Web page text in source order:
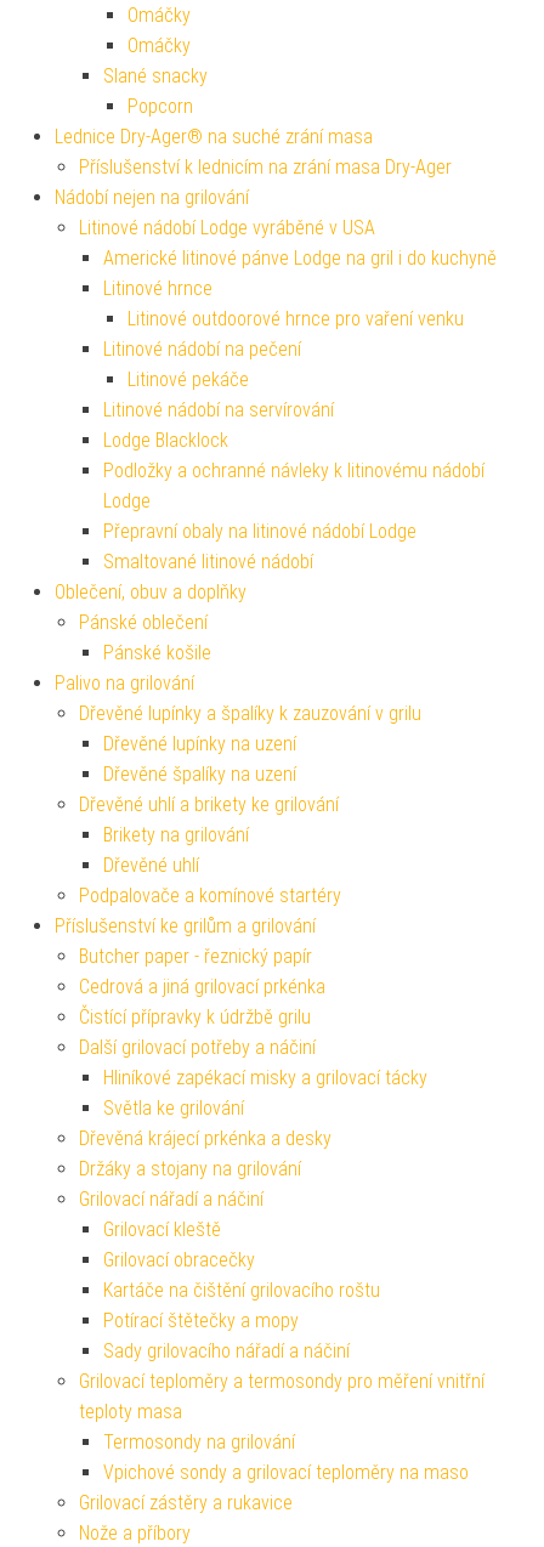
Omáčky
Omáčky
Slané snacky
Popcorn
Lednice Dry-Ager® na suché zrání masa
Příslušenství k lednicím na zrání masa Dry-Ager
Nádobí nejen na grilování
Litinové nádobí Lodge vyráběné v USA
Americké litinové pánve Lodge na gril i do kuchyně
Litinové hrnce
Litinové outdoorové hrnce pro vaření venku
Litinové nádobí na pečení
Litinové pekáče
Litinové nádobí na servírování
Lodge Blacklock
Podložky a ochranné návleky k litinovému nádobí
Lodge
Přepravní obaly na litinové nádobí Lodge
Smaltované litinové nádobí
Oblečení, obuv a doplňky
Pánské oblečení
Pánské košile
Palivo na grilování
Dřevěné lupínky a špalíky k zauzování v grilu
Dřevěné lupínky na uzení
Dřevěné špalíky na uzení
Dřevěné uhlí a brikety ke grilování
Brikety na grilování
Dřevěné uhlí
Podpalovače a komínové startéry
Příslušenství ke grilům a grilování
Butcher paper - řeznický papír
Cedrová a jiná grilovací prkénka
Čistící přípravky k údržbě grilu
Další grilovací potřeby a náčiní
Hliníkové zapékací misky a grilovací tácky
Světla ke grilování
Dřevěná krájecí prkénka a desky
Držáky a stojany na grilování
Grilovací nářadí a náčiní
Grilovací kleště
Grilovací obracečky
Kartáče na čištění grilovacího roštu
Potírací štětečky a mopy
Sady grilovacího nářadí a náčiní
Grilovací teploměry a termosondy pro měření vnitřní
teploty masa
Termosondy na grilování
Vpichové sondy a grilovací teploměry na maso
Grilovací zástěry a rukavice
Nože a příbory